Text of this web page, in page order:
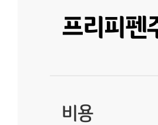
프리피펜
비용